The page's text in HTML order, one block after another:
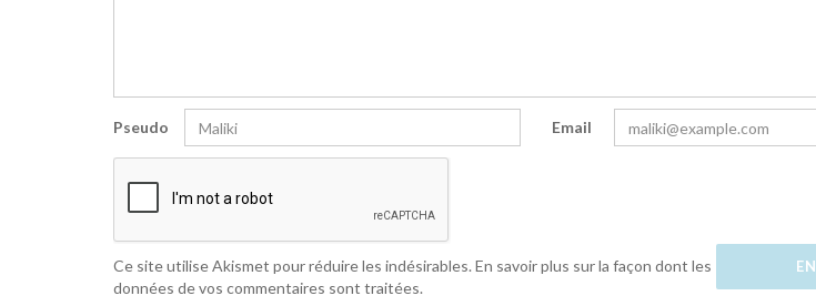
Pseudo Email
Ce site utilise Akismet pour réduire les indésirables.En savoir plus sur la façon dont les
données de vos commentaires sont traitées.